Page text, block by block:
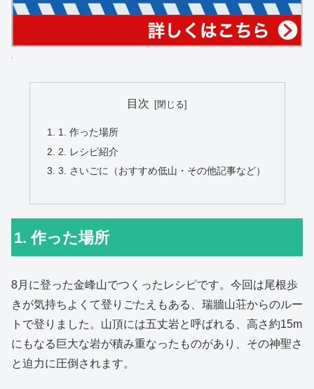
目次
1. 作った場所
2. レシピ紹介
3. さいごに（おすすめ低山・その他記事など）
1. 作った場所
8月に登った金峰山でつくったレシピです。今回は尾根歩
きが気持ちよくて登りごたえもある、瑞牆山荘からのルー
トで登りました。山頂には五丈岩と呼ばれる、高さ約15m
にもなる巨大な岩が積み重なったものがあり、その神聖さ
と迫力に圧倒されます。